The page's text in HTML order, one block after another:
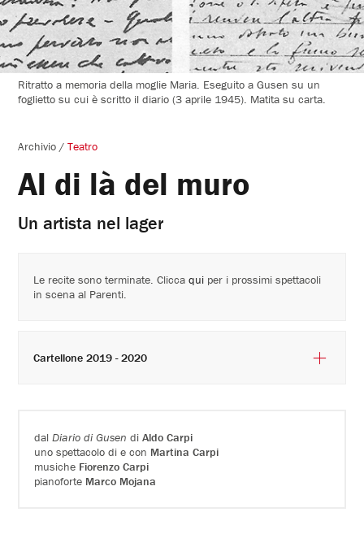
Ritratto a memoria della moglie Maria. Eseguito a Gusen su un
foglietto su cui è scritto il diario (3 aprile 1945). Matita su carta.
Archivio /Teatro
Al di là del muro
Un artista nel lager
dalDiario di Gusen diAldo Carpi
uno spettacolo di e con Martina Carpi
musiche Fiorenzo Carpi
pianoforte Marco Mojana
Le recite sono terminate. Cliccaqui per i prossimi spettacoli
in scena al Parenti.
Cartellone 2019 - 2020